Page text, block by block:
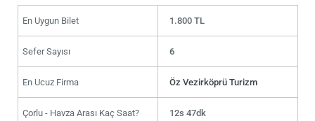
En Uygun Bilet 1.800 TL
Sefer Sayısı 6
En Ucuz Firma Öz Vezirköprü Turizm
Çorlu - Havza Arası Kaç Saat? 12s 47dk